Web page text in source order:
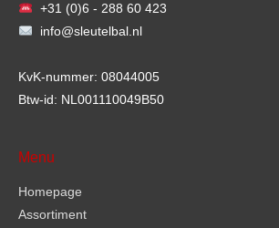
+31 (0)6 - 288 60 423
info@sleutelbal.nl
KvK-nummer: 08044005
Btw-id: NL001110049B50
Menu
Homepage
Assortiment